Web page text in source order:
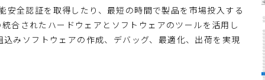
全認証を取得したり、最短の時間で製品を市場投入する
合されたハードウェアとソフトウェアのツールを活用し
みソフトウェアの作成、デバッグ、最適化、出荷を実現